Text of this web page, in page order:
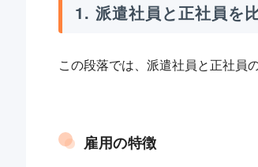
1. 派遣社員と正社員を
この段落では、派遣社員と正社員
雇用の特徴